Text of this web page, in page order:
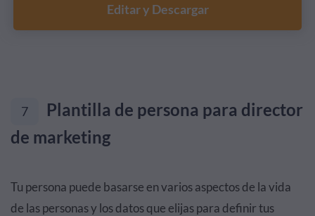
Editar y Descargar
7
Plantilla de persona para director
de marketing
Tu persona puede basarse en varios aspectos de la vida
de las personas y los datos que elijas para definir tus